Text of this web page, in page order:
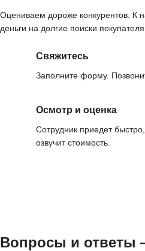
Оцениваем дороже конкурентов. К
деньги на долгие поиски покупателя.
Свяжитесь
Заполните форму.
Осмотр и оценка
Сотрудник приедет быстро,
озвучит стоимость.
Вопросы и ответы